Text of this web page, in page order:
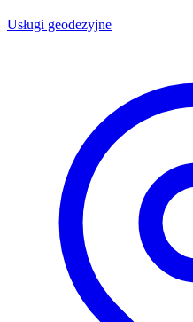
Usługi geodezyjne